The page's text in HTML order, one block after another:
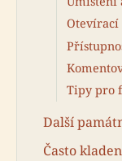
Otevírací
Tipy pro
Další
Často